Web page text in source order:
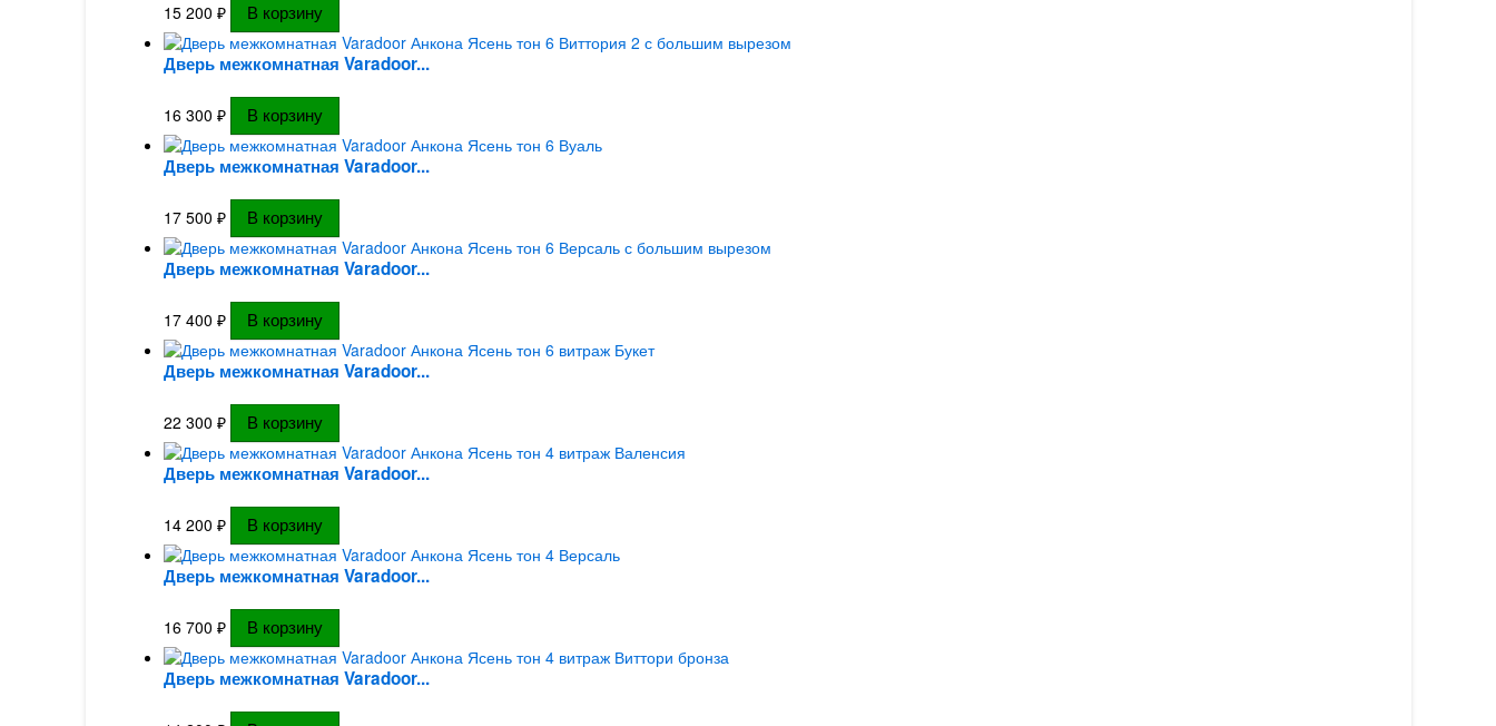
15 200 ₽
Дверь межкомнатная Varadoor...
16 300 ₽
Дверь межкомнатная Varadoor...
17 500 ₽
Дверь межкомнатная Varadoor...
17 400 ₽
Дверь межкомнатная Varadoor...
22 300 ₽
Дверь межкомнатная Varadoor...
14 200 ₽
Дверь межкомнатная Varadoor...
16 700 ₽
Дверь межкомнатная Varadoor...